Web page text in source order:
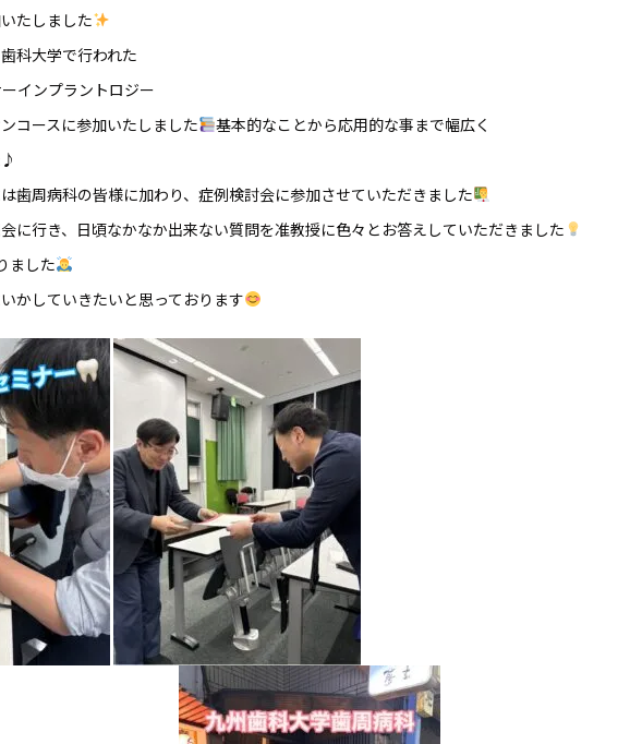
たしました
科大学で行われた
インプラントロジー
コースに参加いたしました
基本的なことから応用的な事まで幅広く
歯周病科の皆様に加わり、症例検討会に参加させていただきました
に行き、日頃なかなか出来ない質問を准教授に色々とお答えしていただきました
ました
かしていきたいと思っております